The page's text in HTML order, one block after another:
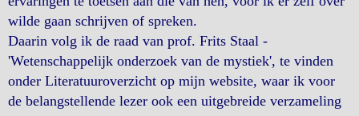
wilde gaan schrijven of spreken.
Daarin volg ik de raad van prof. Frits Staal -
'Wetenschappelijk onderzoek van de mystiek', te vinden
onder Literatuuroverzicht op mijn website, waar ik voor
de belangstellende lezer ook een uitgebreide verzameling